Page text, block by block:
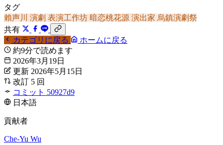
タグ
賴声川 演劇 表演工作坊 暗恋桃花源 演出家 烏鎮演劇祭
共有
カテゴリに戻る
ホームに戻る
約9分で読めます
2026年3月19日
更新 2026年5月15日
改訂 5 回
コミット 50927d9
日本語
貢献者
Che-Yu Wu